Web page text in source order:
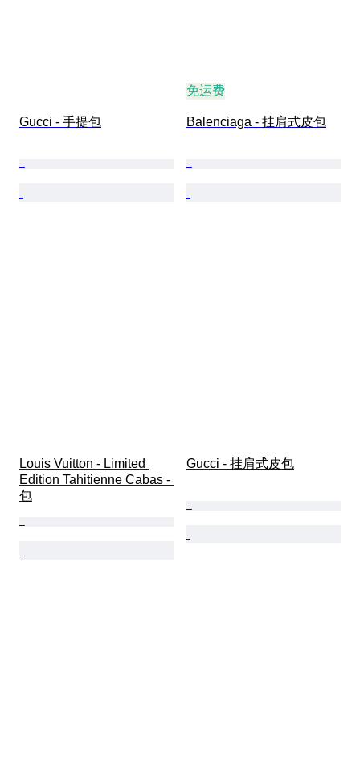
Gucci - 手提包
免运费
Balenciaga - 挂肩式皮包
Louis Vuitton - Limited
Edition Tahitienne Cabas -
包
Gucci - 挂肩式皮包